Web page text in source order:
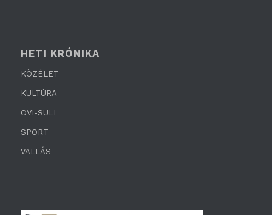
HETI KRÓNIKA
KÖZÉLET
KULTÚRA
OVI-SULI
SPORT
VALLÁS